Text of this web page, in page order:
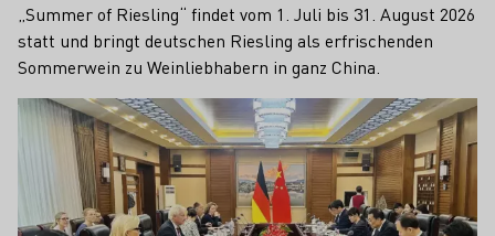
„Summer of Riesling“ findet vom 1. Juli bis 31. August 2026
statt und bringt deutschen Riesling als erfrischenden
Sommerwein zu Weinliebhabern in ganz China.
Mehr erfahren